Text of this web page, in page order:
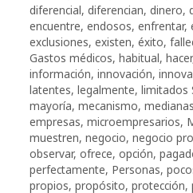
diferencial, diferencian, dinero,
encuentre, endosos, enfrentar,
exclusiones, existen, éxito,
Gastos médicos, habitual, hacer
información, innovación,
latentes, legalmente, limitados
mayoría, mecanismo, medianas
empresas, microempresarios,
muestren, negocio, negocio
observar, ofrece, opción,
perfectamente, Personas,
propios, propósito, protección,